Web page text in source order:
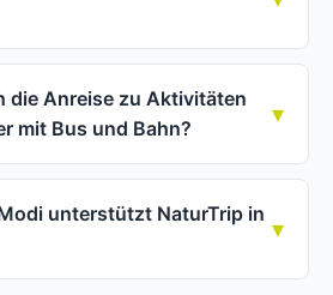
die Anreise zu Aktivitäten
mit Bus und Bahn?
unterstützt NaturTrip in